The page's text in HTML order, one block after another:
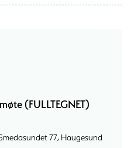
(FULLTEGNET)
77, Haugesund